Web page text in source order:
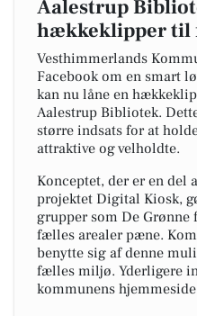
Aalestrup
hækkeklipper til
Vesthimmerlands
Facebook om en smart
kan nu låne en
Aalestrup Bibliotek.
større indsats for at
attraktive og velholdte.
Konceptet, der er en del
projektet Digital Kiosk,
grupper som De Grønne
fælles arealer pæne.
benytte sig af denne
fælles miljø. Yderligere
kommunens